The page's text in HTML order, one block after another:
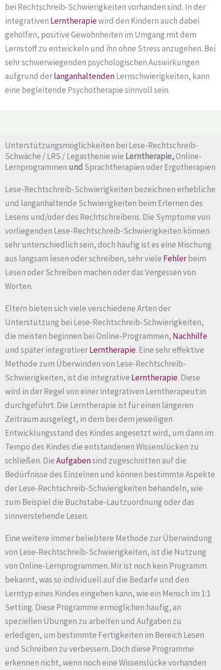
bei Rechtschreib-Schwierigkeiten vorhanden sind. In der
integrativen Lerntherapiewird den Kindern auch dabei
geholfen, positive Gewohnheiten im Umgang mit dem
Lernstoff zu entwickeln und ihn ohne Stress anzugehen. Bei
sehr schwerwiegenden psychologischen Auswirkungen
aufgrund derlanganhaltendenLernschwierigkeiten, kann
eine begleitende Psychotherapie sinnvoll sein.
Unterstützungsmöglichkeiten bei Lese-Rechtschreib-
Schwäche / LRS / Legasthenie wie Lerntherapie,Online-
Lernprogrammen und Sprachtherapien oder Ergotherapien
Lese-Rechtschreib-Schwierigkeiten bezeichnen erhebliche
und langanhaltende Schwierigkeiten beim Erlernen des
Lesens und/oder des Rechtschreibens. Die Symptome von
vorliegenden Lese-Rechtschreib-Schwierigkeiten können
sehr unterschiedlich sein, doch häufig ist es eine Mischung
aus langsam lesen oder schreiben, sehr viele Fehlerbeim
Lesen oder Schreiben machen oder das Vergessen von
Worten.
Eltern bieten sich viele verschiedene Arten der
Unterstützung bei Lese-Rechtschreib-Schwierigkeiten,
die meisten beginnen bei Online-Programmen, Nachhilfe
und später integrativerLerntherapie. Eine sehr effektive
Methode zum Überwinden von Lese-Rechtschreib-
Schwierigkeiten, ist die integrative Lerntherapie. Diese
wird in der Regel von einer integrativen Lerntherapeut:in
durchgeführt. Die Lerntherapie ist für einen längeren
Zeitraum ausgelegt, in dem bei dem jeweiligen
Entwicklungsstand des Kindes angesetzt wird, um dann im
Tempo des Kindes die entstandenen Wissenslücken zu
schließen. DieAufgabensind zugeschnitten auf die
Bedürfnisse des Einzelnen und können bestimmte Aspekte
der Lese-Rechtschreib-Schwierigkeiten behandeln, wie
zum Beispiel die Buchstabe-Lautzuordnung oder das
sinnverstehende Lesen.
Eine weitere immer beliebtere Methode zur Überwindung
von Lese-Rechtschreib-Schwierigkeiten, ist die Nutzung
von Online-Lernprogrammen. Mir ist noch kein Programm
bekannt, was so individuell auf die Bedarfe und den
Lerntyp eines Kindes eingehen kann, wie ein Mensch im 1:1
Setting. Diese Programme ermöglichen häufig, an
speziellen Übungen zu arbeiten und Aufgaben zu
erledigen, um bestimmte Fertigkeiten im Bereich Lesen
und Schreiben zu verbessern. Doch diese Programme
erkennen nicht, wenn noch eine Wissenslücke vorhanden